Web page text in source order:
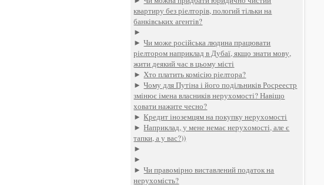
квартиру без ріелторів, пологий тільки на
банківських агентів?
►
►Чи може російська людина працювати
ріелтором наприклад в Дубаї, якщо знати мову,
жити деякий час в цьому місті
►Хто платить комісію ріелтора?
►Чому для Путіна і його подільників Росреестр
змінює імена власників нерухомості? Навіщо
ховати нажите чесно?
►Кредит іноземцям на покупку нерухомості
►Наприклад, у мене немає нерухомості, але є
тапки, а у вас?))
►
►
►Чи правомірно виставлений податок на
нерухомість?